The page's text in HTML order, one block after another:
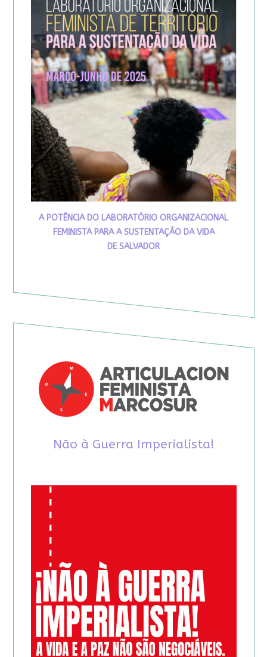
A POTÊNCIA DO LABORATÓRIO ORGANIZACIONAL
FEMINISTA PARA A SUSTENTAÇÃO DA VIDA
DE SALVADOR
Não à Guerra Imperialista!